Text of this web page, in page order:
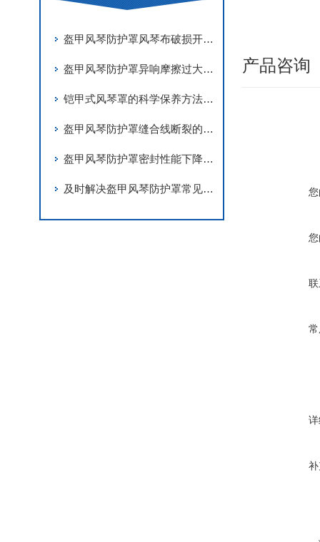
盔甲风琴防护罩风琴布破损开裂原因及更换维修技巧
盔甲风琴防护罩异响摩擦过大调试与故障处理
铠甲式风琴罩的科学保养方法分享
盔甲风琴防护罩缝合线断裂的应急修复
盔甲风琴防护罩密封性能下降的主要原因有哪些？
及时解决盔甲风琴防护罩常见问题是确保其精度的关键
产品咨询